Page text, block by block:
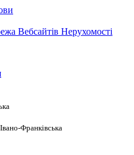
Вебсайтів Нерухомості
Франківська